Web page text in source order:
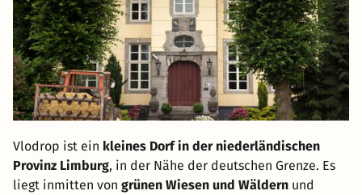
Vlodrop ist ein kleines Dorf in der niederländischen
Provinz Limburg, in der Nähe der deutschen Grenze. Es
liegt inmitten von grünen Wiesen und Wäldern und